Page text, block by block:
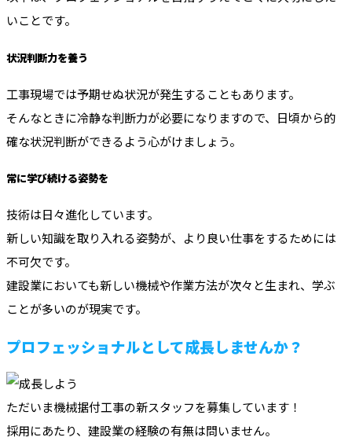
いことです。
状況判断力を養う
工事現場では予期せぬ状況が発生することもあります。
そんなときに冷静な判断力が必要になりますので、日頃から的
確な状況判断ができるよう心がけましょう。
常に学び続ける姿勢を
技術は日々進化しています。
新しい知識を取り入れる姿勢が、より良い仕事をするためには
不可欠です。
建設業においても新しい機械や作業方法が次々と生まれ、学ぶ
ことが多いのが現実です。
プロフェッショナルとして成長しませんか？
ただいま機械据付工事の新スタッフを募集しています！
採用にあたり、建設業の経験の有無は問いません。